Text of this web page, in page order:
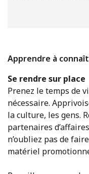
Apprendre à
Se rendre sur place
Prenez le temps de
nécessaire.
la culture, les gens.
partenaires
n’oubliez pas de
matériel